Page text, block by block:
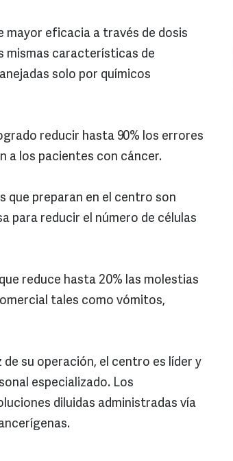
mayor eficacia a través de dosis
mismas características de
solo por químicos
reducir hasta 90% los errores
a los pacientes con cáncer.
que preparan en el centro son
para reducir el número de células
reduce hasta 20% las molestias
tales como vómitos,
su operación, el centro es líder y
especializado. Los
diluidas administradas vía